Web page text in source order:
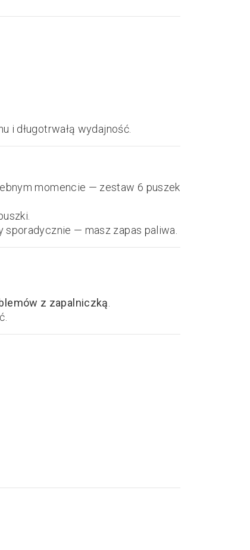
i długotrwałą wydajność.
momencie — zestaw 6 puszek
— masz zapas paliwa.
z zapalniczką